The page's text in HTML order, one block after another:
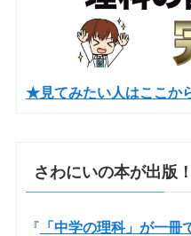
★見てみたい人はここか
さわにいの本が出版！
『 「中学の理科」が一冊